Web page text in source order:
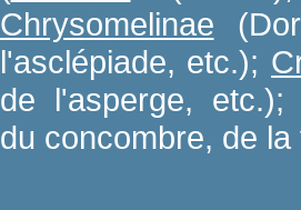
Chrysomelinae
l'asclépiade, etc.);
de l'asperge,
du concombre, de